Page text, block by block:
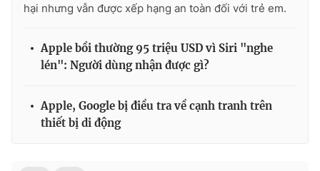
hại nhưng vẫn được xếp hạng an toàn đối với trẻ em.
Apple bồi thường 95 triệu USD vì Siri "nghe
lén": Người dùng nhận được gì?
Apple, Google bị điều tra về cạnh tranh trên
thiết bị di động